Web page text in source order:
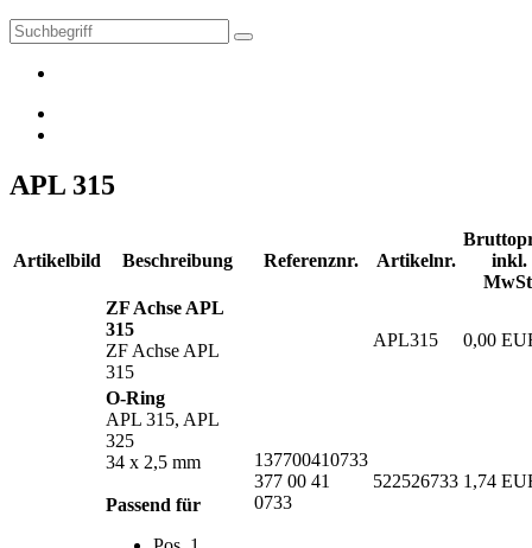
APL 315
Artikelbild Beschreibung Referenznr. Artikelnr.
inkl.
ZF Achse APL
315
ZF Achse APL
315
APL315 0,00
O-Ring
APL 315, APL
325
34 x 2,5 mm
Passend für
137700410733
377 00 41
0733
522526733 1,74